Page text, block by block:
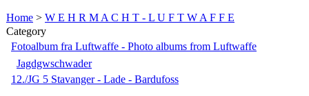
Home > W E H R M A C H T - L U F T W A F F E
Category
Fotoalbum fra Luftwaffe - Photo albums from Luftwaffe
Jagdgwschwader
12./JG 5 Stavanger - Lade - Bardufoss